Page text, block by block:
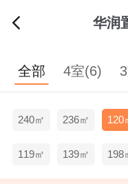
华润
全部 4室(6)
240㎡ 236㎡ 120
119㎡ 139㎡ 198